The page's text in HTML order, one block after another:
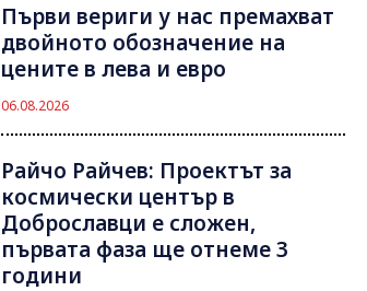
Първи вериги у нас премахват
двойното обозначение на
цените в лева и евро
06.08.2026
Райчо Райчев: Проектът за
космически център в
Доброславци е сложен,
първата фаза ще отнеме 3
години